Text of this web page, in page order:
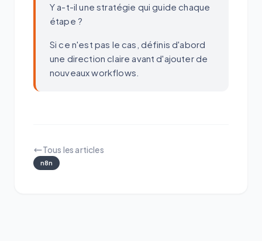
Y a-t-il une stratégie qui guide chaque
étape ?
Si ce n'est pas le cas, définis d'abord
une direction claire avant d'ajouter de
nouveaux workflows.
Tous les articles
n8n